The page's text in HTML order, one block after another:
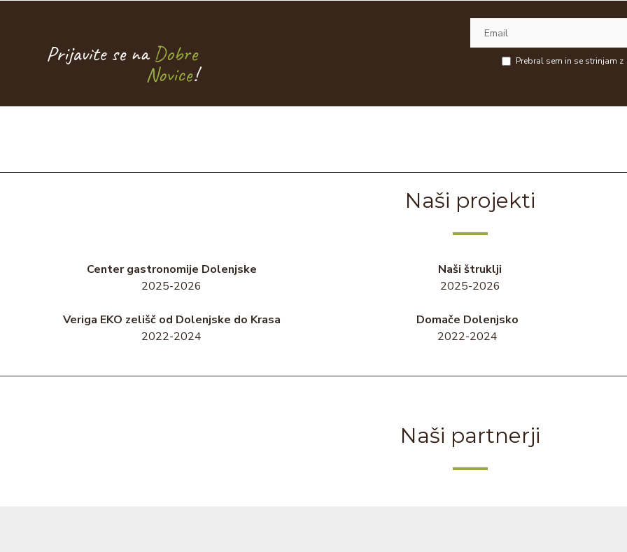
Prijavite se naDobre
Novice! Prebral sem in se strinjam z
Naši projekti
Center gastronomije Dolenjske
2025-2026
Naši štruklji
2025-2026
Veriga EKO zelišč od Dolenjske do Krasa
2022-2024
Domače Dolenjsko
2022-2024
Naši partnerji